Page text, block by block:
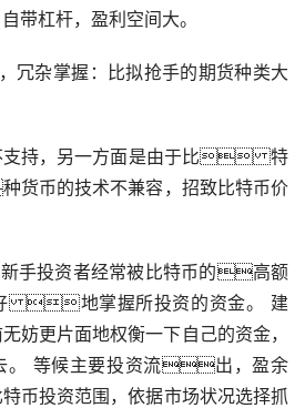
带杠杆，盈利空间大。
杂掌握：比拟抢手的期货种类大
支持，另一方面是由于比 特
货币的技术不兼容，招致比特币价
新手投资者经常被比特币的高额
地掌握所投资的资金。 建
更片面地权衡一下自己的资金，
。 等候主要投资流出，盈余
币投资范围，依据市场状况选择抓